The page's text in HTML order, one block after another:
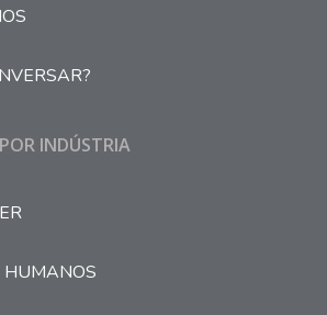
INDÚSTRIA
HUMANOS